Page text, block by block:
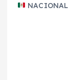
NACIONAL